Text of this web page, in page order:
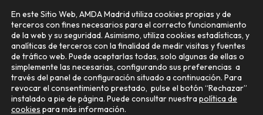
contenido
Main
Menu
Busca tu concesionario aquí
Buscar Concesionario
En este Sitio Web, AMDA Madrid utiliza cookies propias y de
terceros con fines necesarios para el correcto funcionamiento
de la web y su seguridad. Asimismo, utiliza cookies estadísticas, y
analíticas de terceros con la finalidad de medir visitas y fuentes
de tráfico web. Puede aceptarlas todas, solo algunas de ellas o
simplemente las necesarias, configurando sus preferencias a
través del panel de configuración situado a continuación. Para
revocar el consentimiento prestado, pulse el botón “Rechazar”
instalado a pie de página. Puede consultar nuestrapolítica de
cookies para más información.